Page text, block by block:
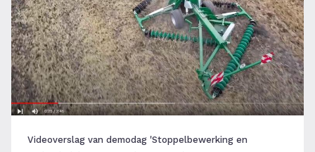
Videoverslag van demodag 'Stoppelbewerking en